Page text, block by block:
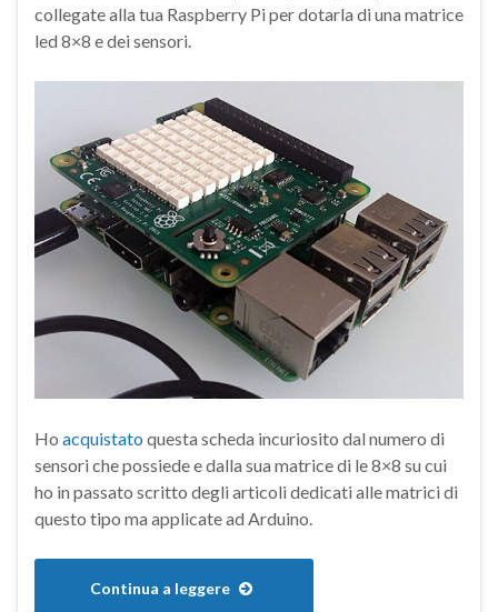
collegate alla tua Raspberry Pi per dotarla di una matrice
led 8×8 e dei sensori.
Ho acquistato questa scheda incuriosito dal numero di
sensori che possiede e dalla sua matrice di le 8×8 su cui
ho in passato scritto degli articoli dedicati alle matrici di
questo tipo ma applicate ad Arduino.
Continua a leggere